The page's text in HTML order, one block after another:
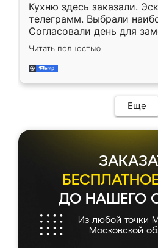
Кухню здесь заказали.
телеграмм. Выбрали
Согласовали день для
недели кухня была уже
довольны работой.
мебель за качественную
Читать полностью
Еще
ДО НАШЕГО
Из любой точки
Московской